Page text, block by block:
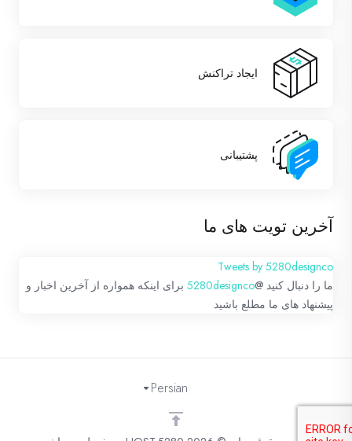
ایجاد تراکنش
پشتیبانی
آخرین تویت های ما
Tweets by 5280designco
ما را دنبال کنید @5280designco برای اینکه همواره از آخرین اخبار و
پیشنهاد های ما مطلع باشید
Persian